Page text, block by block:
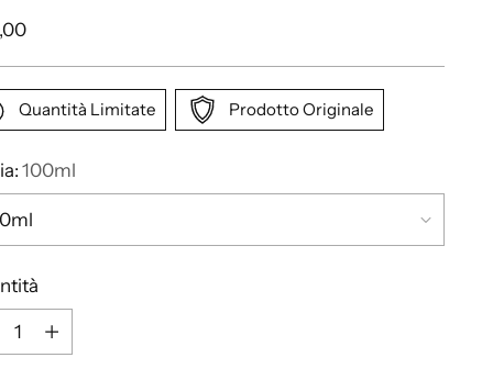
Quantità Limitate Prodotto Originale
100ml